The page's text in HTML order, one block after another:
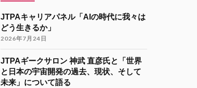
12月7日（土）22:30-24:30（日本時
間）
参加登録
https://forms.gle/kzrJ5k62eHNSAJM29
（登録された方にZoomリンクをお送り
します）
JTPAキャリアパネル「AIの時代に我々は
どう生きるか」
2026年7月24日
JTPAギークサロン 神武 直彦氏と「世界
と日本の宇宙開発の過去、現状、そして
未来」について語る